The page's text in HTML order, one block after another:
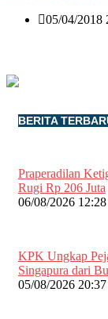
05/04/2018
BERITA
Praperadilan
Rugi Rp 206 Juta
06/08/2026
KPK Ungkap
Singapura dari
05/08/2026